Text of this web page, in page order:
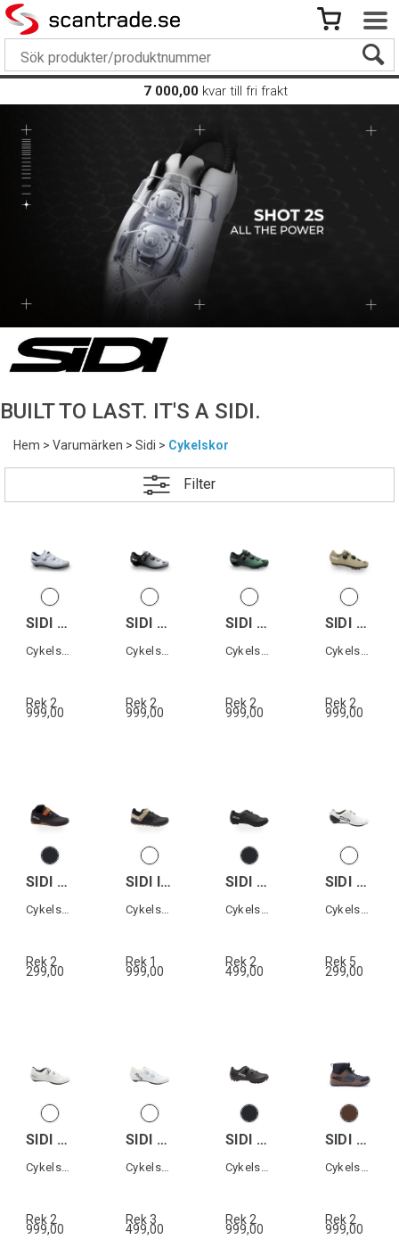
7 000,00 kvar till fri frakt
BUILT TO LAST. IT'S A SIDI.
Hem>Varumärken>Sidi>Cykelskor
Filter
SIDI GENIUS 10 WOMAN
Cykelsko landsväg dam
Rek 2
999,00
SIDI GENIUS 10 MEGA
Cykelsko landsväg
Rek 2
999,00
SIDI MTB EAGLE 10 MEGA
Cykelsko MTB
Rek 2
999,00
SIDI MTB EAGLE 10
Cykelsko MTB
Rek 2
999,00
SIDI DESCENTIO
Cykelsko All terrain
Rek 2
299,00
SIDI INDOMITA
Cykelsko All terrain
Rek 1
999,00
SIDI ASPER LACES
Rek 2
499,00
SIDI SHOT 3
Rek 5
299,00
SIDI GENIUS X
Cykelsko landsväg
Rek 2
999,00
SIDI ERGO 6
Cykelsko landsväg
Rek 3
499,00
SIDI DOMINATOR X
Cykelsko MTB
Rek 2
999,00
SIDI ATOMUS MID GTX
Cykelsko All terrain
Rek 2
999,00